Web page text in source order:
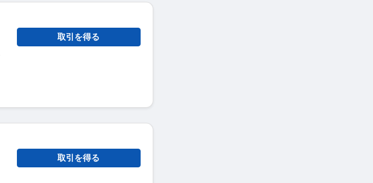
取引を得る
取引を得る